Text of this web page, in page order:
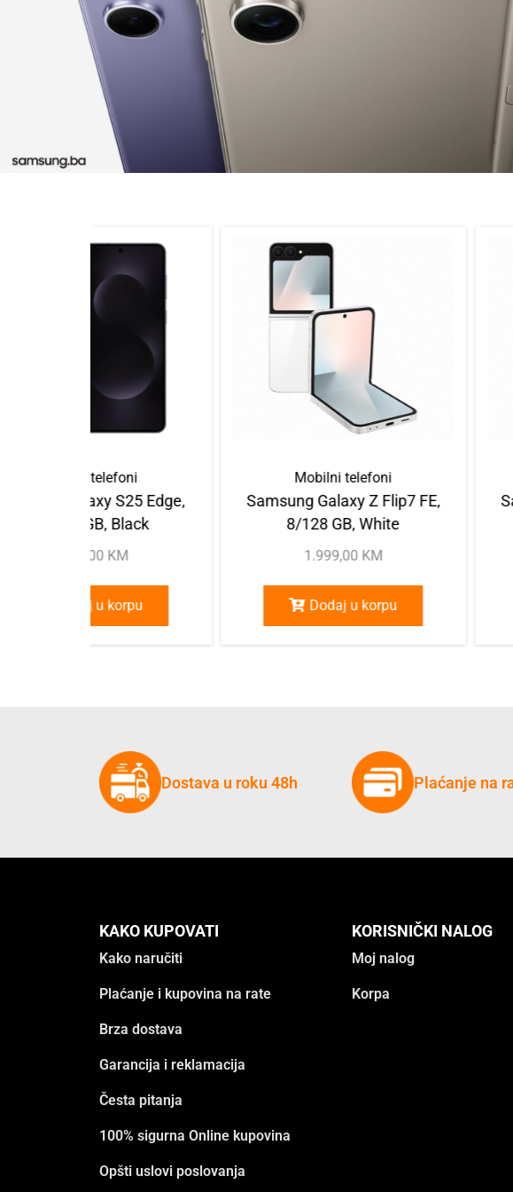
Mobilni telefoni
Galaxy S25 Edge,
12/256 GB, Black
2.499,00KM
Dodaj u korpu
Mobilni telefoni
Samsung Galaxy Z Flip7 FE,
8/128 GB, White
1.999,00KM
Dodaj u korpu
Dostava u roku 48h Plaćanje na
KAKO KUPOVATI
Kako naručiti
Plaćanje i kupovina na rate
Brza dostava
Garancija i reklamacija
Česta pitanja
100% sigurna Online kupovina
Opšti uslovi poslovanja
KORISNIČKI NALOG
Moj nalog
Korpa